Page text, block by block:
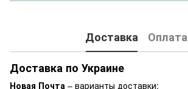
Доставка
Оплата
Доставка по Украине
Новая Почта – варианты доставки: